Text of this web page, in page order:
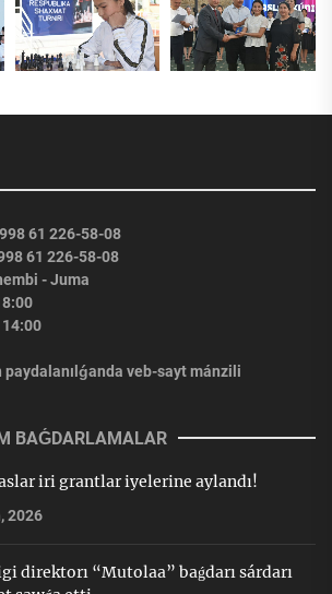
61 226-58-08
61 226-58-08
- Juma
14:00
veb-sayt mánzili
BAǴDARLAMALAR
iri grantlar iyelerine aylandı!
2026
direktorı “Mutolaa” baǵdarı sárdarı